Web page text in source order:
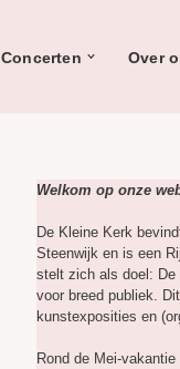
Concerten Over
Welkom op onze
De Kleine Kerk
Steenwijk en is een
stelt zich als doel: De
voor breed publiek.
kunstexposities en
Rond de Mei-